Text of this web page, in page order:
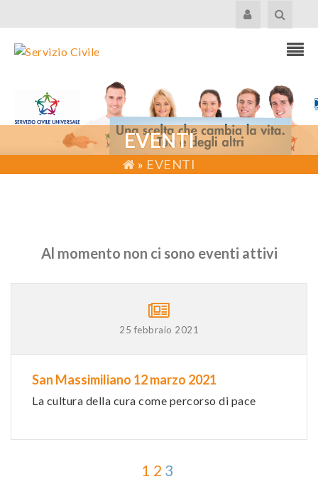
EVENTI
» EVENTI
Al momento non ci sono eventi attivi
25 febbraio 2021
San Massimiliano 12 marzo 2021
La cultura della cura come percorso di pace
1 2 3